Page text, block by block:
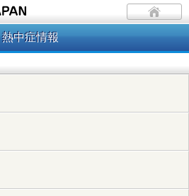
熱中症情報